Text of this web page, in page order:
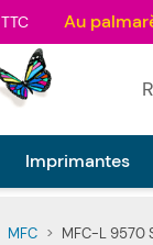
Imprimantes
MFC > MFC-L 9570